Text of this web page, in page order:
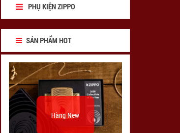
PHỤ KIỆN ZIPPO
SẢN PHẨM HOT
Hàng New